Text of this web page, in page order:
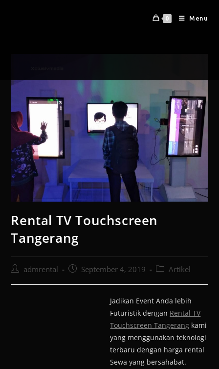
0 Menu
Rental TV Touchscreen
Tangerang
admrental September 4, 2019 Artikel
Jadikan Event Anda lebih
Futuristik dengan Rental TV
Touchscreen Tangerang kami
yang menggunakan teknologi
terbaru dengan harga rental
Sewa yang bersahabat.